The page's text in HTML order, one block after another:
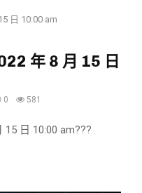
日 10:00 am
年 8 月 15 日
0 581
日 10:00 am???